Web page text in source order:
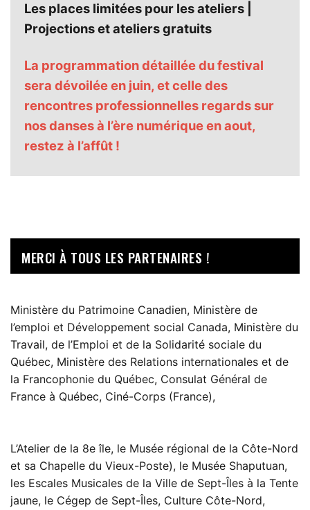
Les places limitées pour les ateliers |
Projections et ateliers gratuits
La programmation détaillée du festival
sera dévoilée en juin, et celle des
rencontres professionnelles regards sur
nos danses à l’ère numérique en aout,
restez à l’affût !
MERCI À TOUS LES PARTENAIRES !
Ministère du Patrimoine Canadien, Ministère de
l’emploi et Développement social Canada, Ministère du
Travail, de l’Emploi et de la Solidarité sociale du
Québec, Ministère des Relations internationales et de
la Francophonie du Québec, Consulat Général de
France à Québec, Ciné-Corps (France),
L’Atelier de la 8e île, le Musée régional de la Côte-Nord
et sa Chapelle du Vieux-Poste), le Musée Shaputuan,
les Escales Musicales de la Ville de Sept-Îles à la Tente
jaune, le Cégep de Sept-Îles, Culture Côte-Nord,